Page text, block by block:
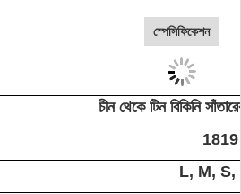
স্পেসিফিকেশন
চীন থেকে টিন বিকিনি
1819
L, M, S,